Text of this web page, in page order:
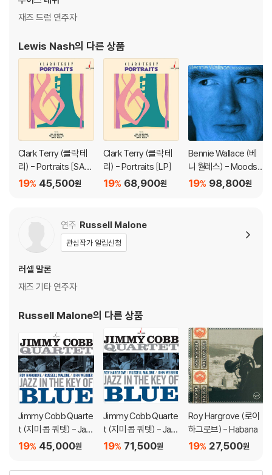
2) 컬러 디스크의 특성상 제작 공정시 앨범마다 색상 차이가 나는 경우도
3) 컬러 디스크는 제작 과정에서 다른 색상 염료가 섞여 얼룩과 번짐, 반점
등이 발생할 수 있습니다.
※ 반품/교환 안내
1) 불량으로 인한 반품/교환 요청 시에는 불량 확인을 위해 개봉 시의 동영
상을 요청할 수 있으며, 동영상이 없는 경우 반품/교환이 제한될 수 있습니
관련 사진과 동영상 및 재생 기기 모델명을 첨부하여 첨부하여 고객센터에
문의 바랍니다.
2) LP는 잦은 배송 과정에서 재킷에 손상이 발생할 가능성이 높고 재판매
가 어려우므로 신중한 구매를 부탁드립니다.
재즈 드럼 연주자
Lewis Nash의 다른 상품
Clark Terry (클락 테
리) - Portraits [SAC
D Hybrid]45,500원
19%
Clark Terry (클락 테
리) - Portraits [LP]
68,900원
19%
Bennie Wallace (베
니 월레스) - Moodsvi
lle [2LP]98,800원
19%
연주 Russell Malone
관심작가 알림신청
러셀 말론
재즈 기타 연주자
Russell Malone의 다른 상품
Jimmy Cobb Quarte
t (지미 콥 쿼텟) - Jaz
z In The Key Of Blue
45,000원
19%
Jimmy Cobb Quarte
t (지미 콥 쿼텟) - Jaz
z In The Key of Blue
71,500원
19%
Roy Hargrove (로이
하그로브) - Habana
27,500원
19%